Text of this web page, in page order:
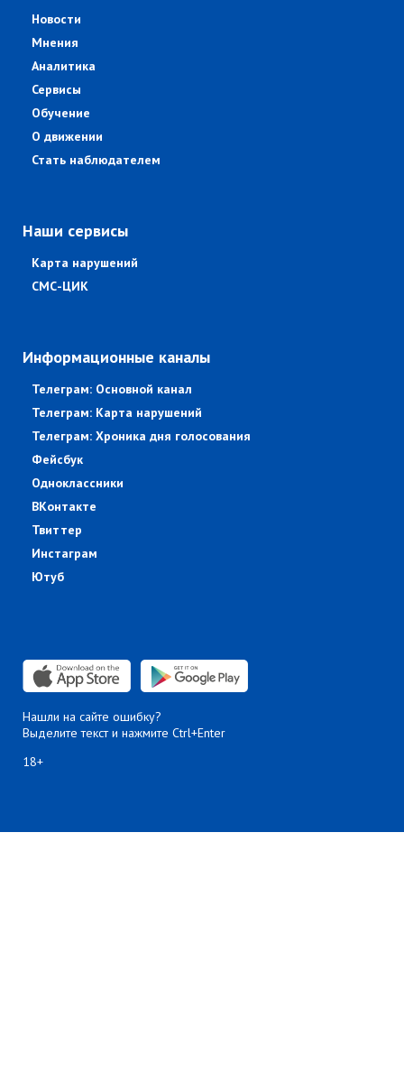
Новости
Мнения
Аналитика
Сервисы
Обучение
О движении
Стать наблюдателем
Наши сервисы
Карта нарушений
СМС-ЦИК
Информационные каналы
Телеграм: Основной канал
Телеграм: Карта нарушений
Телеграм: Хроника дня голосования
Фейсбук
Одноклассники
ВКонтакте
Твиттер
Инстаграм
Ютуб
Нашли на сайте ошибку?
Выделите текст и нажмите Ctrl+Enter
18+